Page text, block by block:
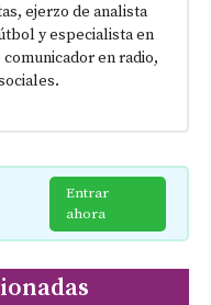
ejerzo de analista
y especialista en
en radio,
Entrar
ahora